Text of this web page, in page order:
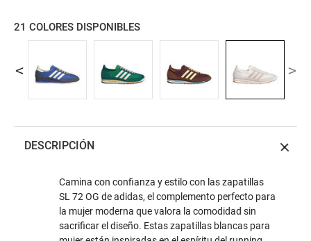
21 COLORES DISPONIBLES
DESCRIPCIÓN
Camina con confianza y estilo con las zapatillas
SL 72 OG de adidas, el complemento perfecto para
la mujer moderna que valora la comodidad sin
sacrificar el diseño. Estas zapatillas blancas para